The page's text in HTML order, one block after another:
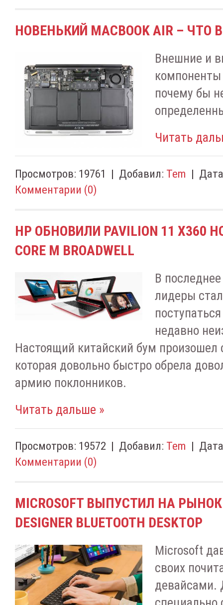
НОВЕНЬКИЙ MACBOOK AIR – ЧТО
Внешние и
почему бы
Читать
Просмотров: 19761 | Добавил: Tem |
Комментарии (0)
HP ОБНОВИЛИ PAVILION 11
CORE M BROADWELL
В
лидеры
недавно
Настоящий китайский бум произошел
которая довольно быстро обрела
армию поклонников.
Читать дальше »
Просмотров: 19572 | Добавил: Tem |
Комментарии (0)
MICROSOFT ВЫПУСТИЛ НА РЫНОК
DESIGNER BLUETOOTH DESKTOP
Microsoft
своих
девайсами.